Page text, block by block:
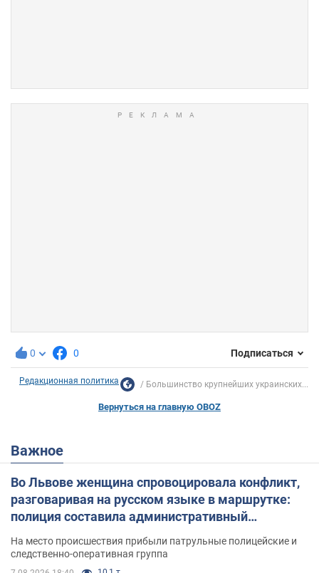
0 0 Подписаться
Редакционная политика Большинство крупнейших украинских...
Вернуться на главную OBOZ
Важное
Во Львове женщина спровоцировала конфликт,
разговаривая на русском языке в маршрутке:
полиция составила административный
На место происшествия прибыли патрульные полицейские и
следственно-оперативная группа